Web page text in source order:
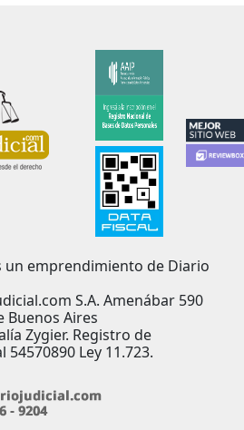
un emprendimiento de Diario
S.A. Amenábar 590
Buenos Aires
Zygier. Registro de
Ley 11.723.